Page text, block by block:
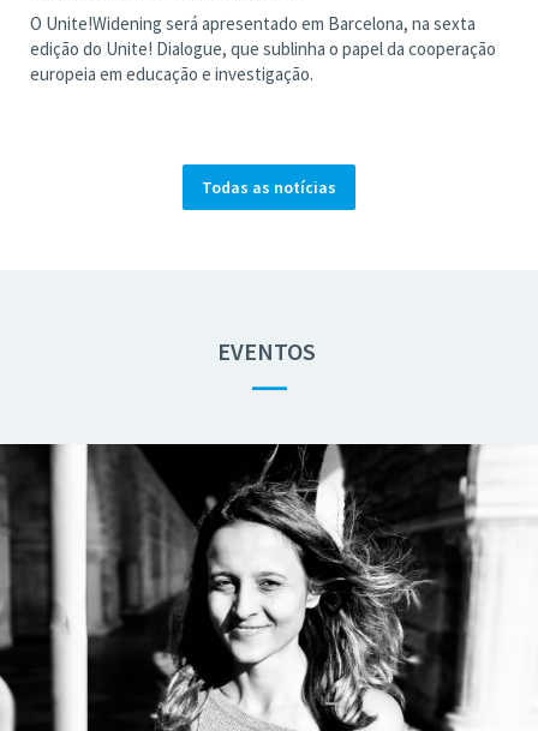
O Unite!Widening será apresentado em Barcelona, na sexta
edição do Unite! Dialogue, que sublinha o papel da cooperação
europeia em educação e investigação.
Todas as notícias
EVENTOS
—